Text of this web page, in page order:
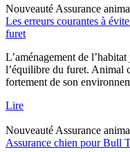
Nouveauté Assurance
Les erreurs courantes à
furet
L’aménagement de
l’équilibre du furet. Animal
fortement de son
Lire
Nouveauté Assurance
Assurance chien pour Bull